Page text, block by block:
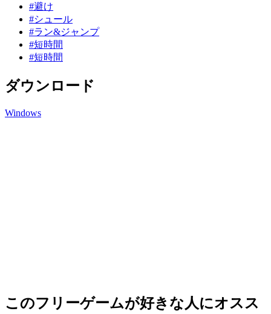
#避け
#シュール
#ラン&ジャンプ
#短時間
#短時間
ダウンロード
Windows
このフリーゲームが好きな人にオスス